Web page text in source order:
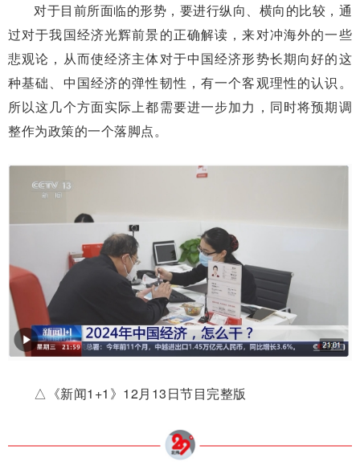
对于目前所面临的形势，要进行纵向、横向的比较，通
过对于我国经济光辉前景的正确解读，来对冲海外的一些
悲观论，从而使经济主体对于中国经济形势长期向好的这
种基础、中国经济的弹性韧性，有一个客观理性的认识。
所以这几个方面实际上都需要进一步加力，同时将预期调
整作为政策的一个落脚点。
△《新闻1+1》12月13日节目完整版